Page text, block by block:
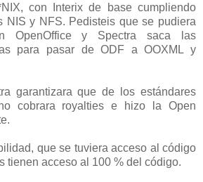
con Interix de base cumpliendo
NIS y NFS. Pedisteis que se pudiera
OpenOffice y Spectra saca las
para pasar de ODF a OOXML y
garantizara que de los estándares
cobrara royalties e hizo la Open
que se tuviera acceso al código
tienen acceso al 100 % del código.